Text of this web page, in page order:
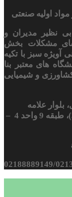
اولیه صنعتی
نظیر مدیران و
مشکلات بخش
سبز با تکیه
های معتبر بنا
و شیمیایی
بلوار علامه
قزوینی، میلاد یکم، برج کنتراست مال(یاس3)، طبقه 9 واحد 4 –
02188889149/